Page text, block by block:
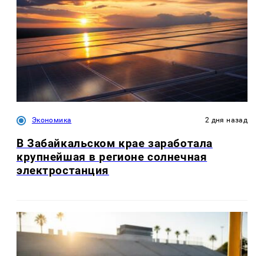
Экономика 2 дня назад
В Забайкальском крае заработала
крупнейшая в регионе солнечная
электростанция